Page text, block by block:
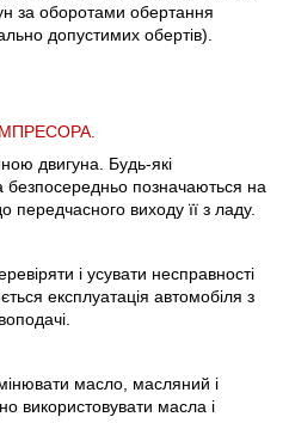
за оборотами обертання
допустимих обертів).
двигуна. Будь-які
безпосередньо позначаються на
передчасного виходу її з ладу.
і усувати несправності
експлуатація автомобіля з
масло, масляний і
використовувати масла і